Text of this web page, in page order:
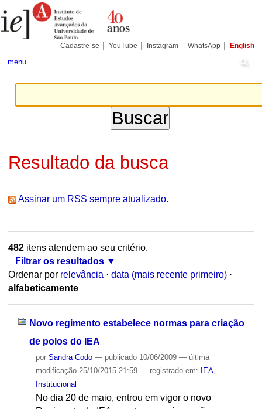
para
conteúdo.
Pessoais
Cadastre-se YouTube Instagram WhatsApp English
menu
Resultado da busca
Assinar um RSS sempre atualizado.
482itens atendem ao seu critério.
Filtrar os resultados
Ordenar por relevância · data (mais recente primeiro) ·
alfabeticamente
Novo regimento estabelece normas para criação
de polos do IEA
por Sandra Codo — publicado10/06/2009 — última
modificação25/10/2015 21:59 — registrado em: IEA,
Institucional
No dia 20 de maio, entrou em vigor o novo